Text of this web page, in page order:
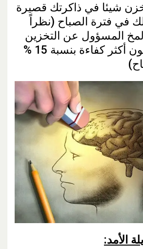
شيئا في ذاكرتك قصيرة
في فترة الصباح (نظراً
المسؤول عن التخزين
قصير الأمد يكون أكثر كفاءة بنسبة 15 %
الأمد: